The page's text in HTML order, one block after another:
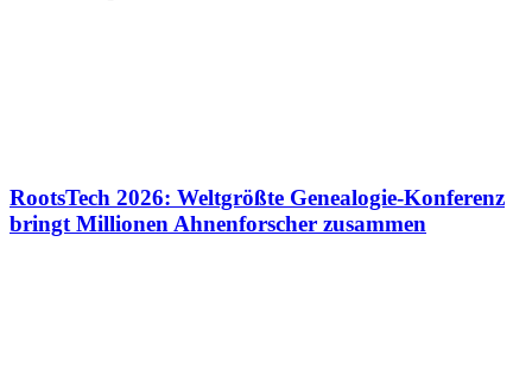
RootsTech 2026: Weltgrößte Genealogie-Konferenz
bringt Millionen Ahnenforscher zusammen